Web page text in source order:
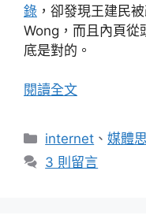
錄 ，卻發現王建民
Wong，而且內頁從
底是對的。
閱讀全文
分
類
internet 、媒體
3 則留言